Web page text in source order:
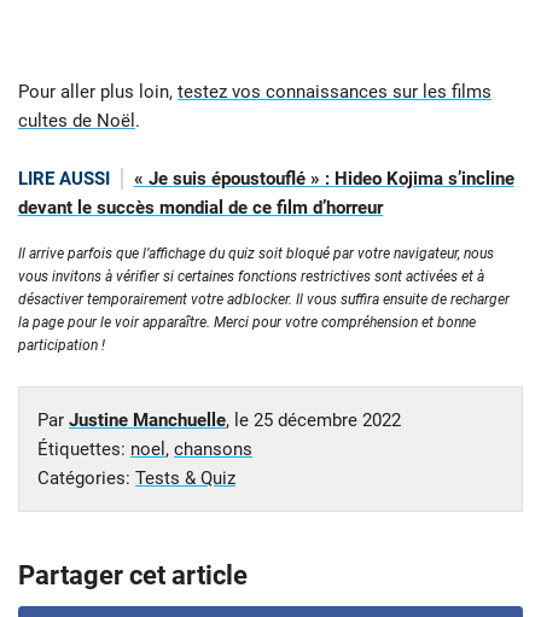
Pour aller plus loin, testez vos connaissances sur les films
cultes de Noël .
LIRE AUSSI
« Je suis époustouflé » : Hideo Kojima s’incline
devant le succès mondial de ce film d’horreur
Il arrive parfois que l’affichage du quiz soit bloqué par votre navigateur, nous
vous invitons à vérifier si certaines fonctions restrictives sont activées et à
désactiver temporairement votre adblocker. Il vous suffira ensuite de recharger
la page pour le voir apparaître. Merci pour votre compréhension et bonne
participation !
Par Justine Manchuelle, le 25 décembre 2022
Étiquettes: noel , chansons
Catégories: Tests & Quiz
Partager cet article